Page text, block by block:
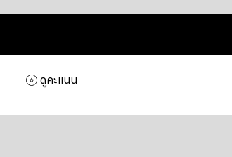
ดูคะแนน